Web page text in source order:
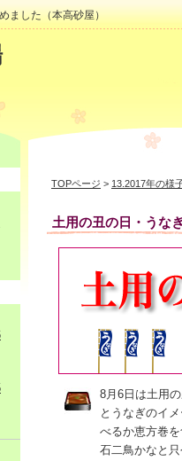
ました（本高砂屋）
TOPページ > 13.2017年の様
土用の丑の日・うな
8月6日は土用
とうなぎのイ
べるか恵方巻
石二鳥かなと